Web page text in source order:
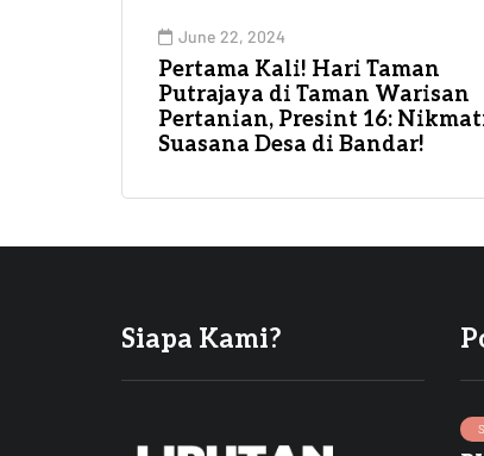
June 22, 2024
Pertama Kali! Hari Taman
Putrajaya di Taman Warisan
Pertanian, Presint 16:
Suasana Desa di Bandar!
Siapa Kami?